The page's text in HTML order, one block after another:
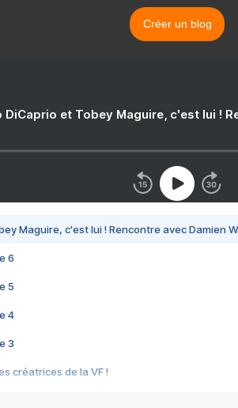
Créer un blog
DiCaprio et Tobey Maguire, c'est lui !
Maguire, c'est lui ! Rencontre avec Damien
6
5
4
3
créatrices de la VF !